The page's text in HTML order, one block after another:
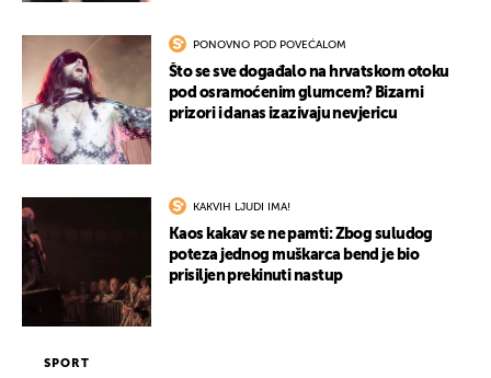
PONOVNO POD POVEĆALOM
Što se sve događalo na hrvatskom otoku
pod osramoćenim glumcem? Bizarni
prizori i danas izazivaju nevjericu
KAKVIH LJUDI IMA!
Kaos kakav se ne pamti: Zbog suludog
poteza jednog muškarca bend je bio
prisiljen prekinuti nastup
SPORT